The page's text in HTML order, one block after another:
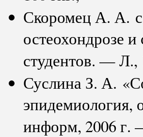
Скоромец А. А. с
остеохондрозе
студентов. —
Суслина З. А.
информ, 2006 г.